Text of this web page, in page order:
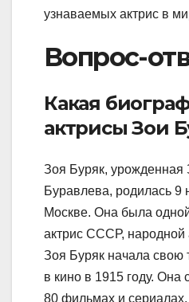
узнаваемых актрис в
Вопрос-
Какая
актрисы Зои
Зоя Буряк, урожденная
Буравлева, родилась 9
Москве. Она была
актрис СССР, народной
Зоя Буряк начала свою
в кино в 1915 году. Она
80 фильмах и